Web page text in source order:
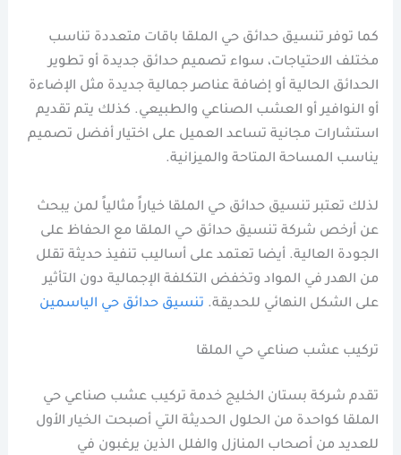
كما توفر تنسيق حدائق حي الملقا باقات متعددة تناسب
مختلف الاحتياجات، سواء تصميم حدائق جديدة أو تطوير
الحدائق الحالية أو إضافة عناصر جمالية جديدة مثل الإضاءة
أو النوافير أو العشب الصناعي والطبيعي. كذلك يتم تقديم
استشارات مجانية تساعد العميل على اختيار أفضل تصميم
يناسب المساحة المتاحة والميزانية.
لذلك تعتبر تنسيق حدائق حي الملقا خياراً مثالياً لمن يبحث
عن أرخص شركة تنسيق حدائق حي الملقا مع الحفاظ على
الجودة العالية. أيضا تعتمد على أساليب تنفيذ حديثة تقلل
من الهدر في المواد وتخفض التكلفة الإجمالية دون التأثير
على الشكل النهائي للحديقة. تنسيق حدائق حي الياسمين
تركيب عشب صناعي حي الملقا
تقدم شركة بستان الخليج خدمة تركيب عشب صناعي حي
الملقا كواحدة من الحلول الحديثة التي أصبحت الخيار الأول
للعديد من أصحاب المنازل والفلل الذين يرغبون في